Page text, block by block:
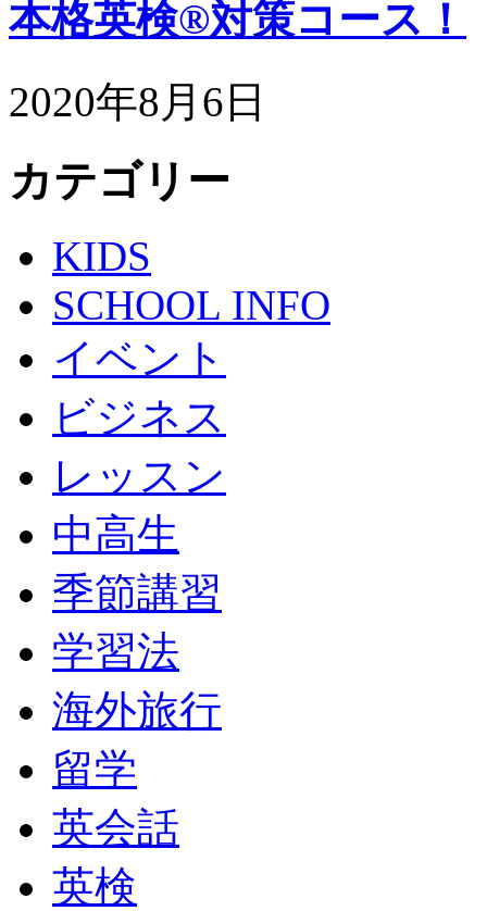
本格英検®対策コース！
2020年8月6日
カテゴリー
KIDS
SCHOOL INFO
イベント
ビジネス
レッスン
中高生
季節講習
学習法
海外旅行
留学
英会話
英検